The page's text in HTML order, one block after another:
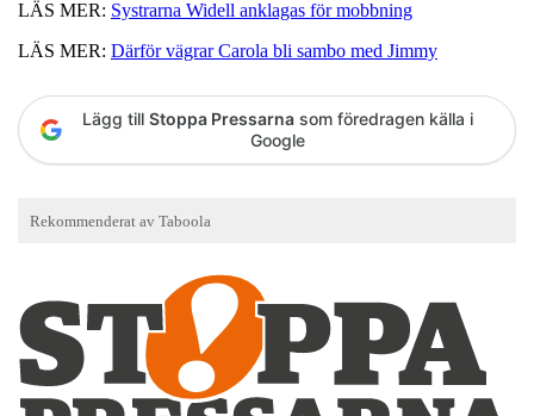
LÄS MER: Systrarna Widell anklagas för mobbning
LÄS MER: Därför vägrar Carola bli sambo med Jimmy
Lägg till Stoppa Pressarna som föredragen källa i
Google